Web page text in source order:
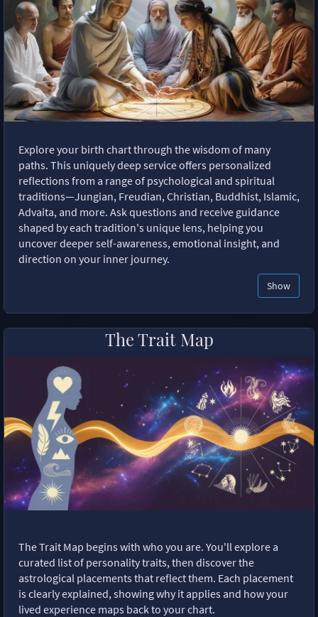
Explore your birth chart through the wisdom of many
paths. This uniquely deep service offers personalized
reflections from a range of psychological and spiritual
traditions—Jungian, Freudian, Christian, Buddhist, Islamic,
Advaita, and more. Ask questions and receive guidance
shaped by each tradition's unique lens, helping you
uncover deeper self-awareness, emotional insight, and
direction on your inner journey.
Show
The Trait Map
The Trait Map begins with who you are. You'll explore a
curated list of personality traits, then discover the
astrological placements that reflect them. Each placement
is clearly explained, showing why it applies and how your
lived experience maps back to your chart.